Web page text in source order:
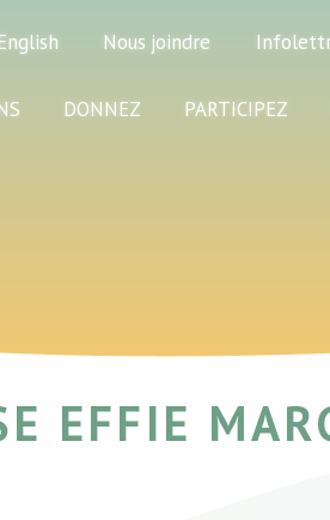
Nous joindre
DONNEZ PARTICIPEZ
EFFIE